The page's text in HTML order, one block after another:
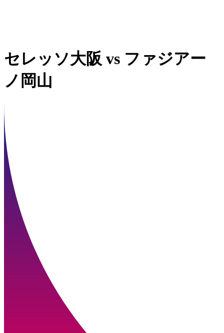
セレッソ大阪 vs ファジアー
ノ岡山